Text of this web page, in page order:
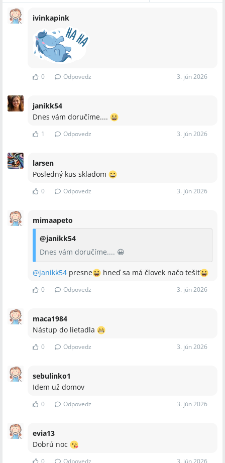
ivinkapink
0 Odpovedz 3. jún 2026
janikk54
Dnes vám doručíme....
1 Odpovedz 3. jún 2026
larsen
Posledný kus skladom
0 Odpovedz 3. jún 2026
mimaapeto
@janikk54
Dnes vám doručíme.... 😀
@janikk54 presne hneď sa má človek načo tešiť
0 Odpovedz 3. jún 2026
maca1984
Nástup do lietadla
0 Odpovedz 3. jún 2026
sebulinko1
Idem už domov
0 Odpovedz 3. jún 2026
evia13
Dobrú noc